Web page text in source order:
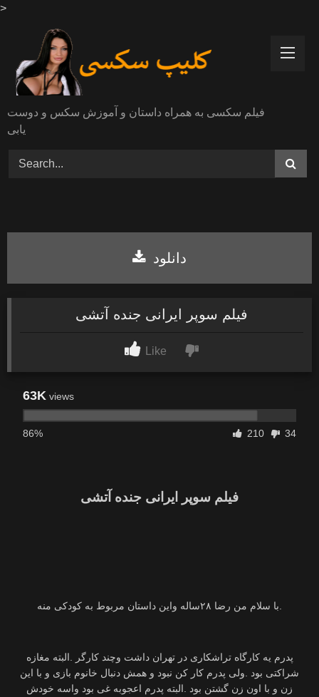
>
content
فیلم سکسی به همراه داستان و آموزش سکس و دوست
یابی
دانلود
فیلم سوپر ایرانی جنده آتشی
Like
63K views
86% 210 34
فیلم سوپر ایرانی جنده آتشی
پدرم یه کارگاه تراشکاری در تهران داشت وچند کارگر .البته مغازه
شراکتی بود .ولی پدرم کار کن نبود و همش دنبال خانوم بازی و با این
زن و با اون زن گشتن بود .البته پدرم اعجوبه غی بود واسه خودش